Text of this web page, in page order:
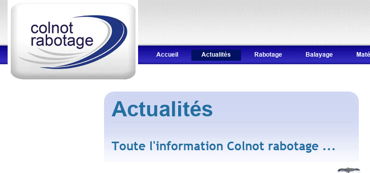
Accueil Actualités Rabotage Balayage
Actualités
Toute l'information Colnot rabotage ...